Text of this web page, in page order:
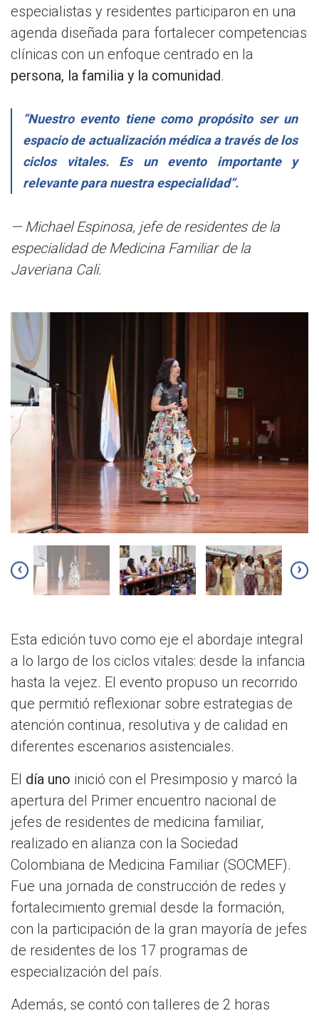
especialistas y residentes participaron en una
agenda diseñada para fortalecer competencias
clínicas con un enfoque centrado en la
persona, la familia y la comunidad.
“Nuestro evento tiene como propósito ser un
espacio de actualización médica a través de los
ciclos vitales. Es un evento importante y
relevante para nuestra especialidad”.
— Michael Espinosa, jefe de residentes de la
especialidad de Medicina Familiar de la
Javeriana Cali.
‹ ›
Esta edición tuvo como eje el abordaje integral
a lo largo de los ciclos vitales: desde la infancia
hasta la vejez. El evento propuso un recorrido
que permitió reflexionar sobre estrategias de
atención continua, resolutiva y de calidad en
diferentes escenarios asistenciales.
El día uno inició con el Presimposio y marcó la
apertura del Primer encuentro nacional de
jefes de residentes de medicina familiar,
realizado en alianza con la Sociedad
Colombiana de Medicina Familiar (SOCMEF).
Fue una jornada de construcción de redes y
fortalecimiento gremial desde la formación,
con la participación de la gran mayoría de jefes
de residentes de los 17 programas de
especialización del país.
Además, se contó con talleres de 2 horas